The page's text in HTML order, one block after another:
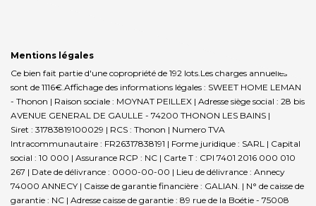
Mentions légales
Ce bien fait partie d'une copropriété de 192 lots.Les charges annuelles
sont de 1116€. Affichage des informations légales : SWEET HOME LEMAN
- Thonon | Raison sociale : MOYNAT PEILLEX | Adresse siège social : 28 bis
AVENUE GENERAL DE GAULLE - 74200 THONON LES BAINS |
Siret : 31783819100029 | RCS : Thonon | Numero TVA
Intracommunautaire : FR26317838191 | Forme juridique : SARL | Capital
social : 10 000 | Assurance RCP : NC | Carte T : CPI 7401 2016 000 010
267 | Date de délivrance : 0000-00-00 | Lieu de délivrance : Annecy
74000 ANNECY | Caisse de garantie financière : GALIAN. | N° de caisse de
garantie : NC | Adresse caisse de garantie : 89 rue de la Boétie - 75008